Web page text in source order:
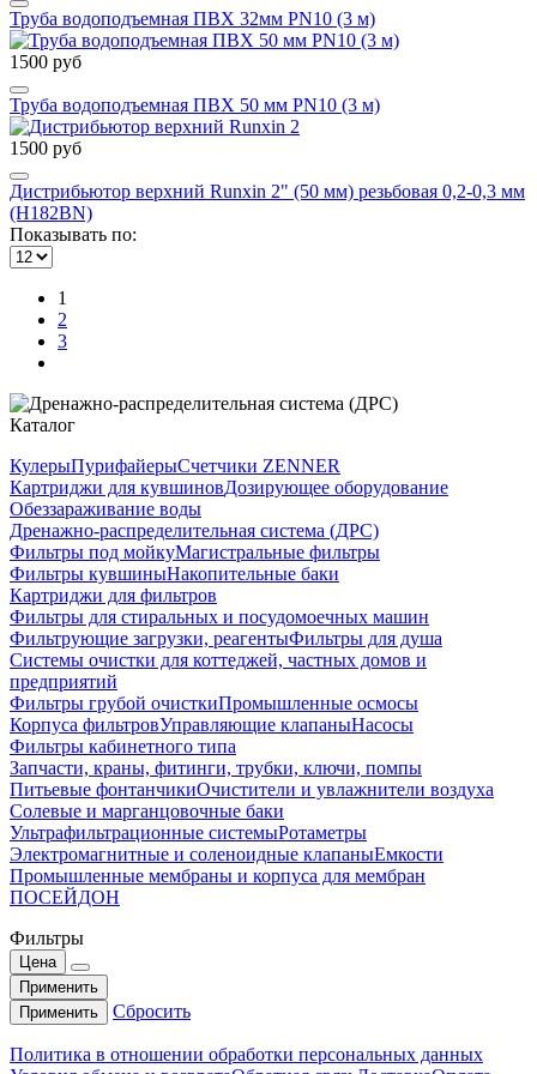
Труба водоподъемная ПВХ 32мм PN10 (3 м)
1500 руб
Труба водоподъемная ПВХ 50 мм PN10 (3 м)
1500 руб
Дистрибьютор верхний Runxin 2" (50 мм) резьбовая 0,2-0,3 мм
(H182BN)
Показывать по:
1
2
3
Каталог
КулерыПурифайерыСчетчики ZENNER
Картриджи для кувшиновДозирующее оборудование
Обеззараживание воды
Дренажно-распределительная система (ДРС)
Фильтры под мойкуМагистральные фильтры
Фильтры кувшиныНакопительные баки
Картриджи для фильтров
Фильтры для стиральных и посудомоечных машин
Фильтрующие загрузки, реагентыФильтры для душа
Системы очистки для коттеджей, частных домов и
предприятий
Фильтры грубой очисткиПромышленные осмосы
Корпуса фильтровУправляющие клапаныНасосы
Фильтры кабинетного типа
Запчасти, краны, фитинги, трубки, ключи, помпы
Питьевые фонтанчикиОчистители и увлажнители воздуха
Солевые и марганцовочные баки
Ультрафильтрационные системыРотаметры
Электромагнитные и соленоидные клапаныЕмкости
Промышленные мембраны и корпуса для мембран
ПОСЕЙДОН
Фильтры
Цена
Применить
Применить
Сбросить
Политика в отношении обработки персональных данных